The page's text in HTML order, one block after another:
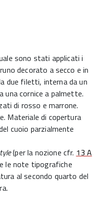
sono stati applicati i
decorato a secco e in
due filetti, interna da un
cornice a palmette.
di rosso e marrone.
Materiale di copertura
cuoio parzialmente
(per la nozione cfr. 13 A
e le note tipografiche
al secondo quarto del